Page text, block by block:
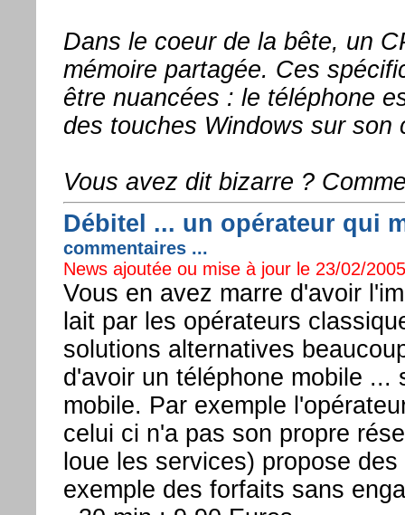
Dans le coeur de la bête, un
mémoire partagée. Ces
être nuancées : le téléphone
des touches Windows sur son
Vous avez dit bizarre ?
Débitel ... un opérateur qui
commentaires ...
News ajoutée ou mise à jour le 23/02/
Vous en avez marre d'avoir
lait par les opérateurs
solutions alternatives
d'avoir un téléphone mobile
mobile. Par exemple
celui ci n'a pas son propre
loue les services) propose
exemple des forfaits sans